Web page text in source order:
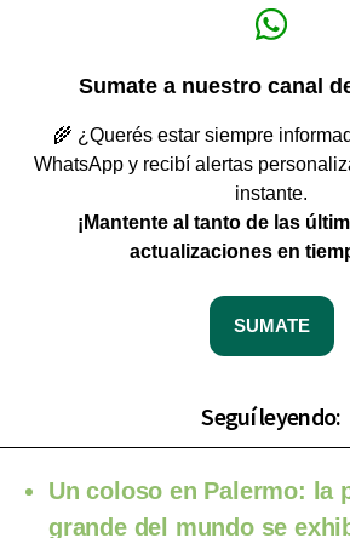
Sumate a nuestro canal
🌾 ¿Querés estar siempre
WhatsApp y recibí alertas
instante.
¡Mantente al tanto de las
actualizaciones en
SUMATE
Seguí leyendo:
Un coloso en Palermo: la
grande del mundo se